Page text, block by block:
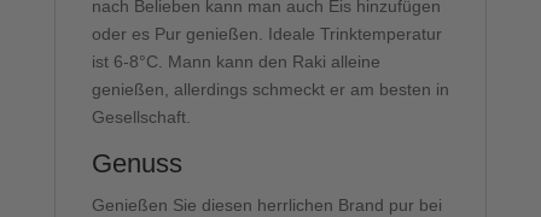
nach Belieben kann man auch Eis hinzufügen
oder es Pur genießen. Ideale Trinktemperatur
ist 6-8°C. Mann kann den Raki alleine
genießen, allerdings schmeckt er am besten in
Gesellschaft.
Genuss
Genießen Sie diesen herrlichen Brand pur bei